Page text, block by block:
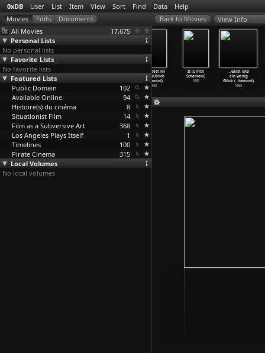
0xDB User List Item View Sort Find Data Help
All Movies
17,675
Personal Lists
No personal lists
Favorite Lists
No favorite lists
Featured Lists
Public Domain
102
Available Online
94
Histoire(s) du cinéma
8
Situationist Film
14
Film as a Subversive Art
368
Los Angeles Plays Itself
1
Timelines
100
Pirate Cinema
315
Local Volumes
No local volumes
View Info
Moskau Ruft!
(Peter
Schamoni)
1959
Vogel (
Quartett im
Bett (Ulrich
Schamoni)
1968
It (Ulrich
Schamoni)
1966
...Geist und
ein wenig
Glück (…hamoni)
1965